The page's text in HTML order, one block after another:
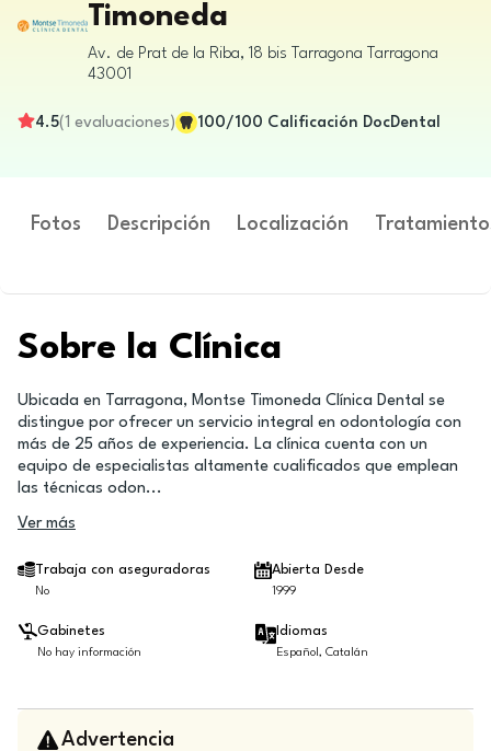
Timoneda
Av. de Prat de la Riba, 18 bis Tarragona Tarragona
43001
4.5(1 evaluaciones) 100/100 Calificación DocDental
Fotos Descripción Localización
Sobre la Clínica
Ubicada en Tarragona, Montse Timoneda Clínica Dental se
distingue por ofrecer un servicio integral en odontología con
más de 25 años de experiencia. La clínica cuenta con un
equipo de especialistas altamente cualificados que emplean
las técnicas odon...
Ver más
Trabaja con aseguradoras
No
Abierta Desde
1999
Gabinetes
No hay información
Idiomas
Español, Catalán
Advertencia